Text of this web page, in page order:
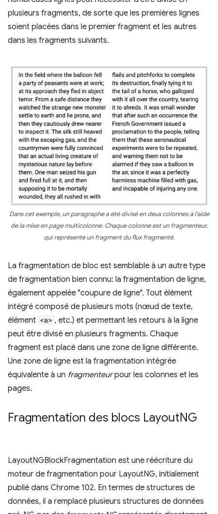
plusieurs fragments, de sorte que les premières lignes
soient placées dans le premier fragment et les autres
dans les fragments suivants.
Dans cet exemple, un paragraphe a été divisé en deux colonnes à l'aide
de la mise en page multicolonne. Chaque colonne est un fragmenteur,
qui représente un fragment du flux fragmenté.
La fragmentation de bloc est semblable à un autre type
de fragmentation bien connu: la fragmentation de ligne,
également appelée "coupure de ligne". Tout élément
intégré composé de plusieurs mots (nœud de texte,
élément <a> , etc.) et permettant les retours à la ligne
peut être divisé en plusieurs fragments. Chaque
fragment est placé dans une zone de ligne différente.
Une zone de ligne est la fragmentation intégrée
équivalente à un fragmenteurpour les colonnes et les
pages.
Fragmentation des blocs LayoutNG
LayoutNGBlockFragmentation est une réécriture du
moteur de fragmentation pour LayoutNG, initialement
publié dans Chrome 102. En termes de structures de
données, il a remplacé plusieurs structures de données